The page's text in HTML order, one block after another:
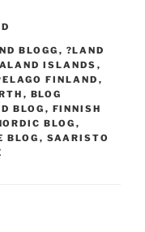
BLOGG , ?LAND
ALAND ISLANDS ,
FINLAND ,
, BLOG
BLOG , FINNISH
BLOG ,
BLOG , SAARISTO